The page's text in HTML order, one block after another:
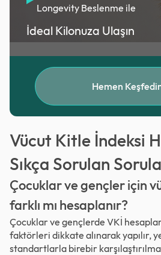
Longevity Beslenme ile
İdeal Kilonuza Ulaşın
Hemen
Vücut Kitle İndeksi
Sıkça Sorulan
Çocuklar ve gençler için
farklı mı hesaplanır?
Çocuklar ve gençlerde VKİ
faktörleri dikkate alınarak yapılır,
standartlarla birebir